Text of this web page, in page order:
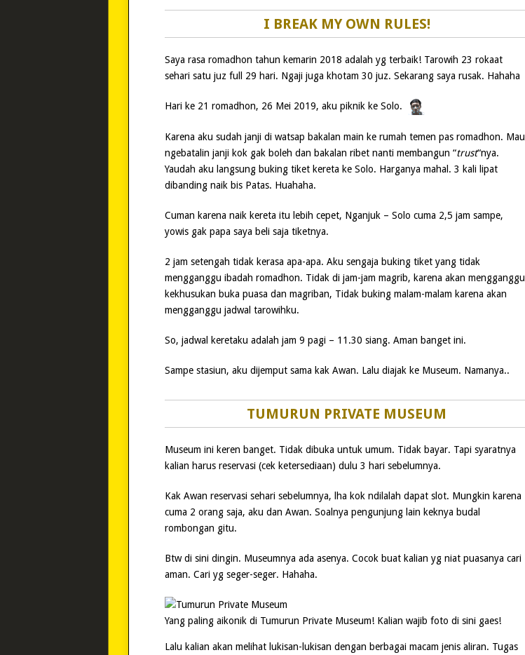
I BREAK MY OWN RULES!
Saya rasa romadhon tahun kemarin 2018 adalah yg terbaik! Tarowih 23 rokaat
sehari satu juz full 29 hari. Ngaji juga khotam 30 juz. Sekarang saya rusak. Hahaha
Hari ke 21 romadhon, 26 Mei 2019, aku piknik ke Solo.
Karena aku sudah janji di watsap bakalan main ke rumah temen pas romadhon. Mau
ngebatalin janji kok gak boleh dan bakalan ribet nanti membangun “trust“nya.
Yaudah aku langsung buking tiket kereta ke Solo. Harganya mahal. 3 kali lipat
dibanding naik bis Patas. Huahaha.
Cuman karena naik kereta itu lebih cepet, Nganjuk – Solo cuma 2,5 jam sampe,
yowis gak papa saya beli saja tiketnya.
2 jam setengah tidak kerasa apa-apa. Aku sengaja buking tiket yang tidak
mengganggu ibadah romadhon. Tidak di jam-jam magrib, karena akan mengganggu
kekhusukan buka puasa dan magriban, Tidak buking malam-malam karena akan
mengganggu jadwal tarowihku.
So, jadwal keretaku adalah jam 9 pagi – 11.30 siang. Aman banget ini.
Sampe stasiun, aku dijemput sama kak Awan. Lalu diajak ke Museum. Namanya..
TUMURUN PRIVATE MUSEUM
Museum ini keren banget. Tidak dibuka untuk umum. Tidak bayar. Tapi syaratnya
kalian harus reservasi (cek ketersediaan) dulu 3 hari sebelumnya.
Kak Awan reservasi sehari sebelumnya, lha kok ndilalah dapat slot. Mungkin karena
cuma 2 orang saja, aku dan Awan. Soalnya pengunjung lain keknya budal
rombongan gitu.
Btw di sini dingin. Museumnya ada asenya. Cocok buat kalian yg niat puasanya cari
aman. Cari yg seger-seger. Hahaha.
Yang paling aikonik di Tumurun Private Museum! Kalian wajib foto di sini gaes!
Lalu kalian akan melihat lukisan-lukisan dengan berbagai macam jenis aliran. Tugas